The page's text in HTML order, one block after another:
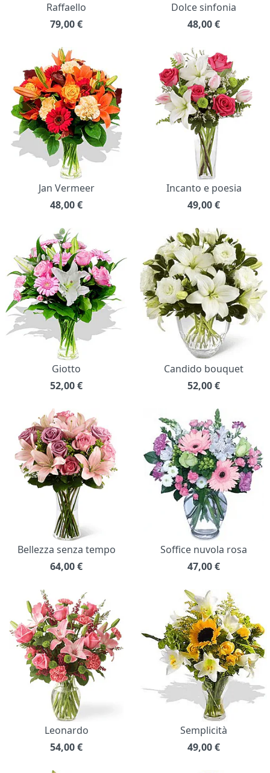
Raffaello
79,00€
Dolce sinfonia
48,00€
Jan Vermeer
48,00€
Incanto e poesia
49,00€
Giotto
52,00€
Candido bouquet
52,00€
Bellezza senza tempo
64,00€
Soffice nuvola rosa
47,00€
Leonardo
54,00€
Semplicità
49,00€